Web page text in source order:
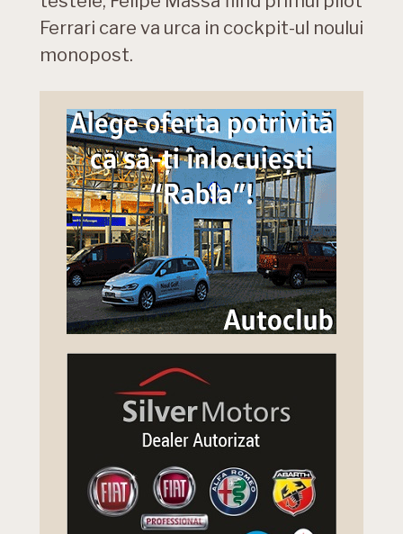
Ferrari care va urca in cockpit-ul noului
monopost.